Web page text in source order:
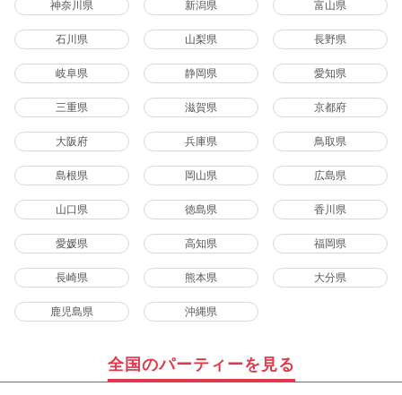
神奈川県 新潟県 富山県
石川県 山梨県 長野県
岐阜県 静岡県 愛知県
三重県 滋賀県 京都府
大阪府 兵庫県 鳥取県
島根県 岡山県 広島県
山口県 徳島県 香川県
愛媛県 高知県 福岡県
長崎県 熊本県 大分県
鹿児島県 沖縄県
全国のパーティーを見る